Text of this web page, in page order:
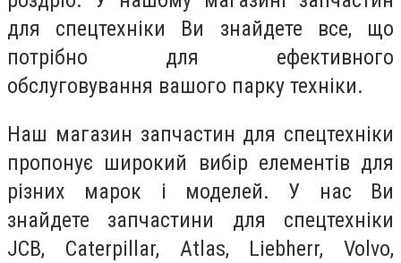
для спецтехніки Ви знайдете все, що
потрібно для ефективного
обслуговування вашого парку техніки.
Наш магазин запчастин для спецтехніки
пропонує широкий вибір елементів для
різних марок і моделей. У нас Ви
знайдете запчастини для спецтехніки
JCB, Caterpillar, Atlas, Liebherr, Volvo,